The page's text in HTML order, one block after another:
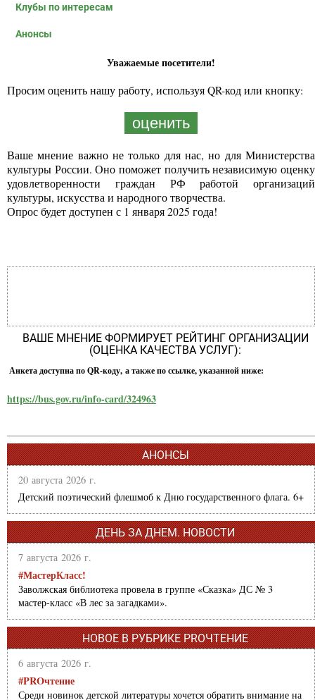
Клубы по интересам
Анонсы
Уважаемые посетители!
Просим оценить нашу работу, используя QR-код или кнопку:
оценить
Ваше мнение важно не только для нас, но для Министерства
культуры России. Оно поможет получить независимую оценку
удовлетворенности граждан РФ работой организаций
культуры, искусства и народного творчества.
Опрос будет доступен с 1 января 2025 года!
ВАШЕ МНЕНИЕ ФОРМИРУЕТ РЕЙТИНГ ОРГАНИЗАЦИИ
(ОЦЕНКА КАЧЕСТВА УСЛУГ):
Анкета доступна по QR-коду, а также по ссылке, указанной ниже:
https://bus.gov.ru/info-card/324963
АНОНСЫ
20 августа 2026 г.
Детский поэтический флешмоб к Дню государственного флага. 6+
ДЕНЬ ЗА ДНЕМ. НОВОСТИ
7 августа 2026 г.
#МастерКласс!
Заволжская библиотека провела в группе «Сказка» ДС № 3
мастер-класс «В лес за загадками».
НОВОЕ В РУБРИКЕ PROЧТЕНИЕ
6 августа 2026 г.
#PROчтение
Среди новинок детской литературы хочется обратить внимание на